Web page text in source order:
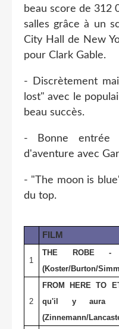
beau score de 312
salles grâce à un
City Hall de New
pour Clark Gable.
- Discrètement
lost" avec le
beau succès.
- Bonne entrée
d'aventure avec
- "The moon is
du top.
FILM
1
THE ROBE -
(Koster/Burton/
2
FROM HERE TO
qu'il y aura
(Zinnemann/